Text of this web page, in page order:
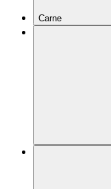
Carne